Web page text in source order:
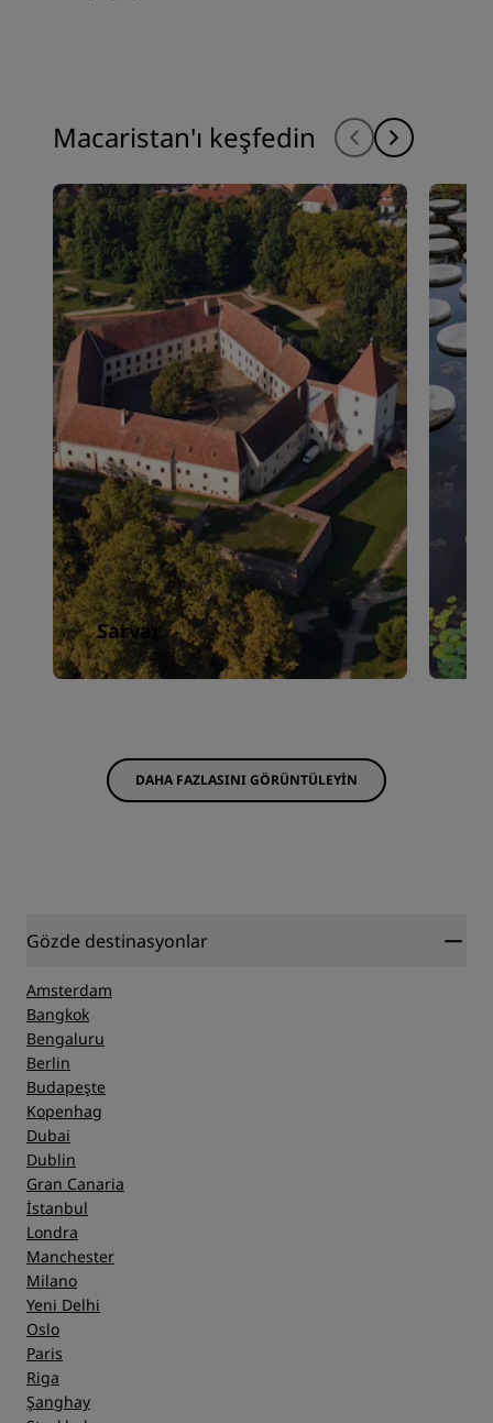
Macaristan'ı keşfedin
Sarvar
DAHA FAZLASINI GÖRÜNTÜLEYIN
Gözde destinasyonlar
Amsterdam
Bangkok
Bengaluru
Berlin
Budapeşte
Kopenhag
Dubai
Dublin
Gran Canaria
İstanbul
Londra
Manchester
Milano
Yeni Delhi
Oslo
Paris
Riga
Şanghay